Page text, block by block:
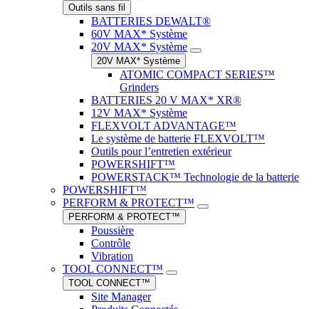
Outils sans fil
BATTERIES DEWALT®
60V MAX* Système
20V MAX* Système
20V MAX* Système
ATOMIC COMPACT SERIES™
Grinders
BATTERIES 20 V MAX* XR®
12V MAX* Système
FLEXVOLT ADVANTAGE™
Le système de batterie FLEXVOLT™
Outils pour l’entretien extérieur
POWERSHIFT™
POWERSTACK™ Technologie de la batterie
POWERSHIFT™
PERFORM & PROTECT™
PERFORM & PROTECT™
Poussière
Contrôle
Vibration
TOOL CONNECT™
TOOL CONNECT™
Site Manager